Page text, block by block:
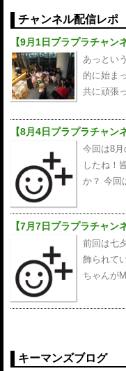
ョ
ン
チャンネル配信レポ
【9月1日プラプラチャン
あっとい
的に始ま
共に頑張
【8月4日プラプラチャン
今回は8
したね！
か？ 今回
【7月7日プラプラチャン
前回は七
飾られて
ちゃんが
キーマンズブログ